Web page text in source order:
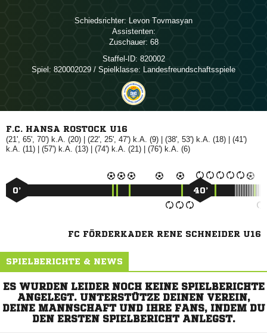
Schiedsrichter:  
Assistenten:
Zuschauer: 68
Staffel-ID: 820002
Spiel: 820002029 / Spielklasse: Landesfreundschaftsspiele
F.C. HANSA ROSTOCK U16
(21', 65', 70') k.A. (20) | (22', 25', 47') k.A. (9) | (38', 53') k.A. (18) | (41')
k.A. (11) | (57') k.A. (13) | (74') k.A. (21) | (76') k.A. (6)
0’ 40’
FC FÖRDERKADER RENE SCHNEIDER U16
SPIELBERICHTE & NEWS
ES WURDEN LEIDER NOCH KEINE SPIELBERICHTE
ANGELEGT. UNTERSTÜTZE DEINEN VEREIN,
DEINE MANNSCHAFT UND IHRE FANS, INDEM DU
DEN ERSTEN SPIELBERICHT ANLEGST.